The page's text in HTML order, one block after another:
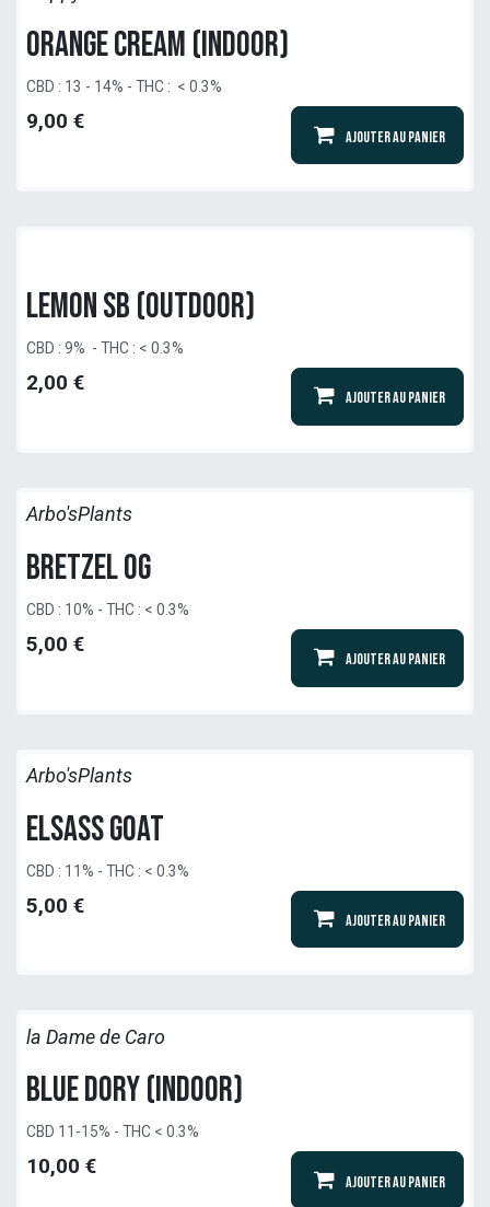
Orange Cream (indoor)
CBD : 13 - 14% - THC : < 0.3%
9,00 €
Ajouter au panier
Lemon SB (outdoor)
CBD : 9% - THC : < 0.3%
2,00 €
Ajouter au panier
Arbo'sPlants
Bretzel OG
CBD : 10% - THC : < 0.3%
5,00 €
Ajouter au panier
Arbo'sPlants
Elsass Goat
CBD : 11% - THC : < 0.3%
5,00 €
Ajouter au panier
la Dame de Caro
Blue Dory (Indoor)
CBD 11-15% - THC < 0.3%
10,00 €
Ajouter au panier